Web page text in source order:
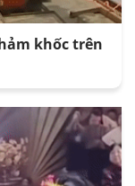
khốc trên